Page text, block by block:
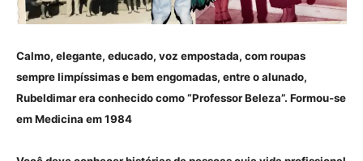
Calmo, elegante, educado, voz empostada, com roupas
sempre limpíssimas e bem engomadas, entre o alunado,
Rubeldimar era conhecido como “Professor Beleza”. Formou-se
em Medicina em 1984